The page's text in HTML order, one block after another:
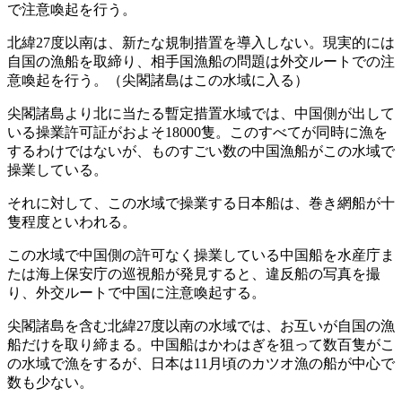
で注意喚起を行う。
北緯27度以南は、新たな規制措置を導入しない。現実的には
自国の漁船を取締り、相手国漁船の問題は外交ルートでの注
意喚起を行う。（尖閣諸島はこの水域に入る）
尖閣諸島より北に当たる暫定措置水域では、中国側が出して
いる操業許可証がおよそ18000隻。このすべてが同時に漁を
するわけではないが、ものすごい数の中国漁船がこの水域で
操業している。
それに対して、この水域で操業する日本船は、巻き網船が十
隻程度といわれる。
この水域で中国側の許可なく操業している中国船を水産庁ま
たは海上保安庁の巡視船が発見すると、違反船の写真を撮
り、外交ルートで中国に注意喚起する。
尖閣諸島を含む北緯27度以南の水域では、お互いが自国の漁
船だけを取り締まる。中国船はかわはぎを狙って数百隻がこ
の水域で漁をするが、日本は11月頃のカツオ漁の船が中心で
数も少ない。